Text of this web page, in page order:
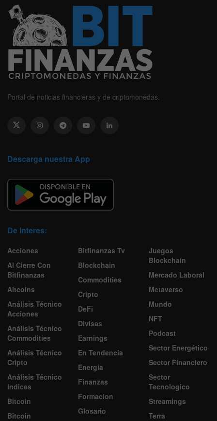
Portal de noticias financieras y de criptomonedas.
Descarga nuestra App
De Interes:
Acciones
Al Cierre Con
Bitfinanzas
Altcoins
Análisis Técnico
Acciones
Análisis Técnico
Commodities
Análisis Técnico
Cripto
Análisis Técnico
Indices
Bitcoin
Bitcoin
Bitfinanzas Tv
Blockchain
Commodities
Cripto
DeFi
Divisas
Earnings
En Tendencia
Energía
Finanzas
Formacion
Glosario
Juegos
Blockchain
Mercado Laboral
Metaverso
Mundo
NFT
Podcast
Sector Energético
Sector Financiero
Sector
Tecnologico
Streamings
Terra